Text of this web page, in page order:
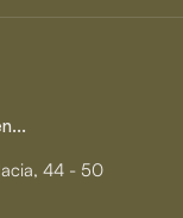
44 - 50